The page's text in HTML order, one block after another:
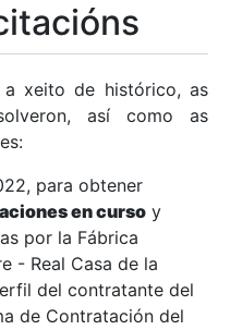
a xeito de histórico, as
así como as
para obtener
en curso y
por la Fábrica
- Real Casa de la
del contratante del
de Contratación del